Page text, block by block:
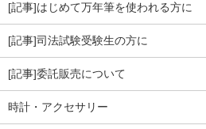
[記事]はじめて万年筆を使われる方に
[記事]司法試験受験生の方に
[記事]委託販売について
時計・アクセサリー